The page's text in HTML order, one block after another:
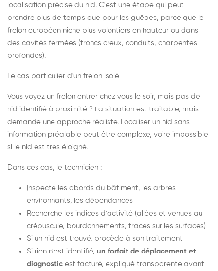
localisation précise du nid. C'est une étape qui peut
prendre plus de temps que pour les guêpes, parce que le
frelon européen niche plus volontiers en hauteur ou dans
des cavités fermées (troncs creux, conduits, charpentes
profondes).
Le cas particulier d'un frelon isolé
Vous voyez un frelon entrer chez vous le soir, mais pas de
nid identifié à proximité ? La situation est traitable, mais
demande une approche réaliste. Localiser un nid sans
information préalable peut être complexe, voire impossible
si le nid est très éloigné.
Dans ces cas, le technicien :
Inspecte les abords du bâtiment, les arbres
environnants, les dépendances
Recherche les indices d'activité (allées et venues au
crépuscule, bourdonnements, traces sur les surfaces)
Si un nid est trouvé, procède à son traitement
Si rien n'est identifié, un forfait de déplacement et
diagnostic est facturé, expliqué transparente avant